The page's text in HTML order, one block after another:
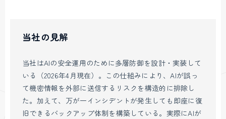
当社の見解
当社はAIの安全運用のために多層防御を設計・実装して
いる（2026年4月現在）。この仕組みにより、AIが誤っ
て機密情報を外部に送信するリスクを構造的に排除し
た。加えて、万が一インシデントが発生しても即座に復
旧できるバックアップ体制を構築している。実際にAIが